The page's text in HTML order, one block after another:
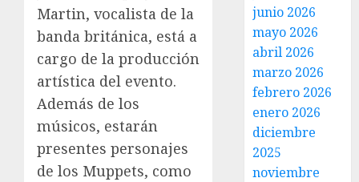
Martin, vocalista de la
banda británica, está a
cargo de la producción
artística del evento.
Además de los
músicos, estarán
presentes personajes
de los Muppets, como
junio 2026
mayo 2026
abril 2026
marzo 2026
febrero 2026
enero 2026
diciembre
2025
noviembre